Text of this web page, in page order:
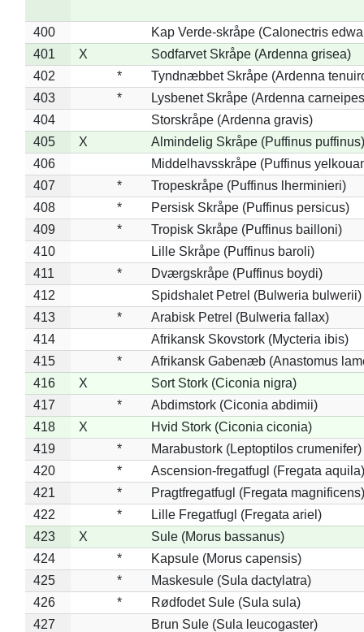
400
Kap Verde-skråpe (Calonectris
401
X
Sodfarvet Skråpe (Ardenna grisea)
402
*
Tyndnæbbet Skråpe (Ardenna
403
*
Lysbenet Skråpe (Ardenna
404
Storskråpe (Ardenna gravis)
405
X
Almindelig Skråpe (Puffinus puffinus)
406
Middelhavsskråpe (Puffinus
407
*
Tropeskråpe (Puffinus lherminieri)
408
*
Persisk Skråpe (Puffinus persicus)
409
*
Tropisk Skråpe (Puffinus bailloni)
410
Lille Skråpe (Puffinus baroli)
411
*
Dværgskråpe (Puffinus boydi)
412
Spidshalet Petrel (Bulweria bulwerii)
413
*
Arabisk Petrel (Bulweria fallax)
414
Afrikansk Skovstork (Mycteria ibis)
415
*
Afrikansk Gabenæb (Anastomus
416
X
Sort Stork (Ciconia nigra)
417
*
Abdimstork (Ciconia abdimii)
418
X
Hvid Stork (Ciconia ciconia)
419
*
Marabustork (Leptoptilos crumenifer)
420
*
Ascension-fregatfugl (Fregata aquila)
421
*
Pragtfregatfugl (Fregata magnificens)
422
*
Lille Fregatfugl (Fregata ariel)
423
X
Sule (Morus bassanus)
424
*
Kapsule (Morus capensis)
425
*
Maskesule (Sula dactylatra)
426
*
Rødfodet Sule (Sula sula)
427
Brun Sule (Sula leucogaster)